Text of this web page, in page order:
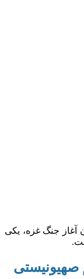
آغاز جنگ غزه، یکی
صهیونیستی